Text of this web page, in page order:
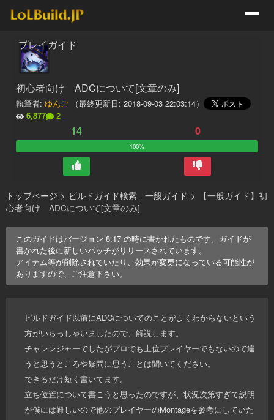
プレイガイド
初心者向け ADCについて[文章のみ]
執筆者: ゆんご （最終更新日: 2018-09-03 22:03:14）
6,877
2
14 0
100%
トップページ > ビルドガイド検索 - 一般ガイド >
【一般ガイド】初
心者向け ADCについて[文章のみ]
このガイドはバージョン8.17 の時に書かれたものです。ガイドが
書かれた後に新しいパッチがリリースされています。
アイテム等が削除されていたり、効果が変更になっている可能性が
ありますので、ご注意下さい。
ビルドガイド以前にADCについてのことがよくわからないという
方がいらっしゃいましたので、解説します。
チャレンジャーでしたがプロでも上位プレイヤーでもないので違
うと思うところや疑問に思うことは聞いてください。
できるだけ短く書いてます。
立ち位置について書こうと思ったのですが、状況次第すぎて説明
が僕には難しいので他のプレイヤーのMontageを参考にしていた